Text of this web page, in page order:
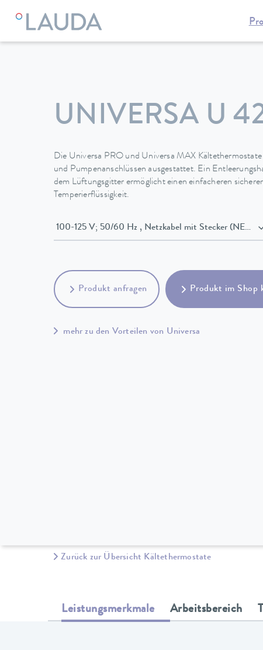
LAUDA Temperiergeräte Kältethermostate
UNIVERSA U
Die Universa PRO und Universa MAX
und Pumpenanschlüssen ausgestattet. Ein
dem Lüftungsgitter ermöglicht einen einfacheren
Temperierflüssigkeit.
100-125 V; 50/60 Hz , Netzkabel mit Stecker
Produkt anfragen Produkt im Shop
mehr zu den Vorteilen von Universa
Zurück zur Übersicht Kältethermostate
Leistungsmerkmale Arbeitsbereich